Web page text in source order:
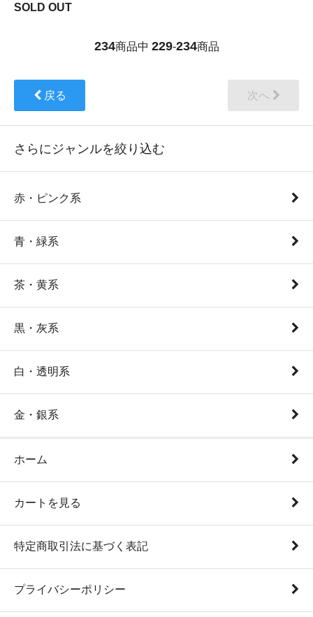
SOLD OUT
234商品中 229-234商品
戻る 次へ
さらにジャンルを絞り込む
赤・ピンク系
青・緑系
茶・黄系
黒・灰系
白・透明系
金・銀系
ホーム
カートを見る
特定商取引法に基づく表記
プライバシーポリシー